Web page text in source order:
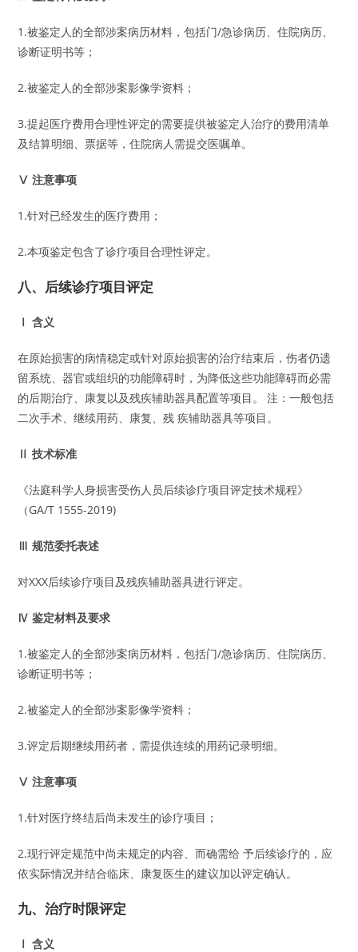
1.被鉴定人的全部涉案病历材料，包括门/急诊病历、住院病历、
诊断证明书等；
2.被鉴定人的全部涉案影像学资料；
3.提起医疗费用合理性评定的需要提供被鉴定人治疗的费用清单
及结算明细、票据等，住院病人需提交医嘱单。
Ⅴ 注意事项
1.针对已经发生的医疗费用；
2.本项鉴定包含了诊疗项目合理性评定。
八、后续诊疗项目评定
Ⅰ 含义
在原始损害的病情稳定或针对原始损害的治疗结束后，伤者仍遗
留系统、器官或组织的功能障碍时，为降低这些功能障碍而必需
的后期治疗、康复以及残疾辅助器具配置等项目。 注：一般包括
二次手术、继续用药、康复、残 疾辅助器具等项目。
Ⅱ 技术标准
《法庭科学人身损害受伤人员后续诊疗项目评定技术规程》
（GA/T 1555-2019)
Ⅲ 规范委托表述
对XXX后续诊疗项目及残疾辅助器具进行评定。
Ⅳ 鉴定材料及要求
1.被鉴定人的全部涉案病历材料，包括门/急诊病历、住院病历、
诊断证明书等；
2.被鉴定人的全部涉案影像学资料；
3.评定后期继续用药者，需提供连续的用药记录明细。
Ⅴ 注意事项
1.针对医疗终结后尚未发生的诊疗项目；
2.现行评定规范中尚未规定的内容、而确需给 予后续诊疗的，应
依实际情况并结合临床、康复医生的建议加以评定确认。
九、治疗时限评定
Ⅰ 含义